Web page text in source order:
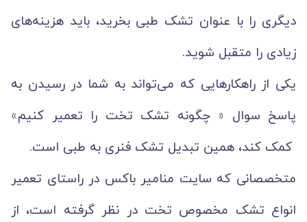
دیگری را با عنوان تشک طبی بخرید، باید هزینه‌های
زیادی را متقبل شوید.
یکی از راهکارهایی که می‌‌‌تواند به شما در رسیدن به
پاسخ سوال « چگونه تشک تخت را تعمیر کنیم»
کمک کند، همین تبدیل تشک فنری به طبی است.
متخصصانی که سایت منامیر باکس در راستای تعمیر
انواع تشک مخصوص تخت در نظر گرفته است، از